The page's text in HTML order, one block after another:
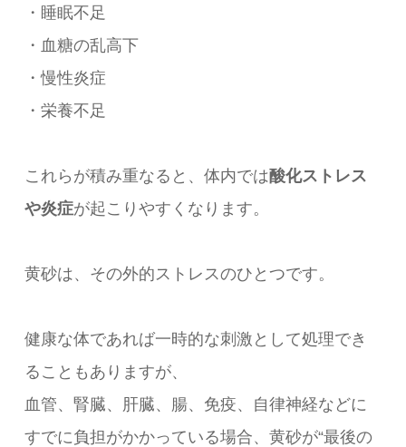
・睡眠不足
・血糖の乱高下
・慢性炎症
・栄養不足
これらが積み重なると、体内では酸化ストレス
や炎症が起こりやすくなります。
黄砂は、その外的ストレスのひとつです。
健康な体であれば一時的な刺激として処理でき
ることもありますが、
血管、腎臓、肝臓、腸、免疫、自律神経などに
すでに負担がかかっている場合、黄砂が“最後の